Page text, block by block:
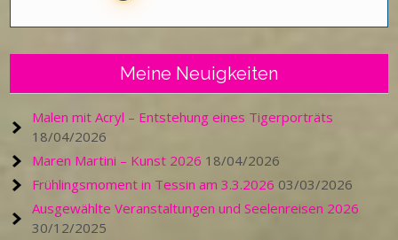
Meine Neuigkeiten
Malen mit Acryl – Entstehung eines Tigerporträts
18/04/2026
Maren Martini – Kunst 2026 18/04/2026
Frühlingsmoment in Tessin am 3.3.2026 03/03/2026
Ausgewählte Veranstaltungen und Seelenreisen 2026
30/12/2025